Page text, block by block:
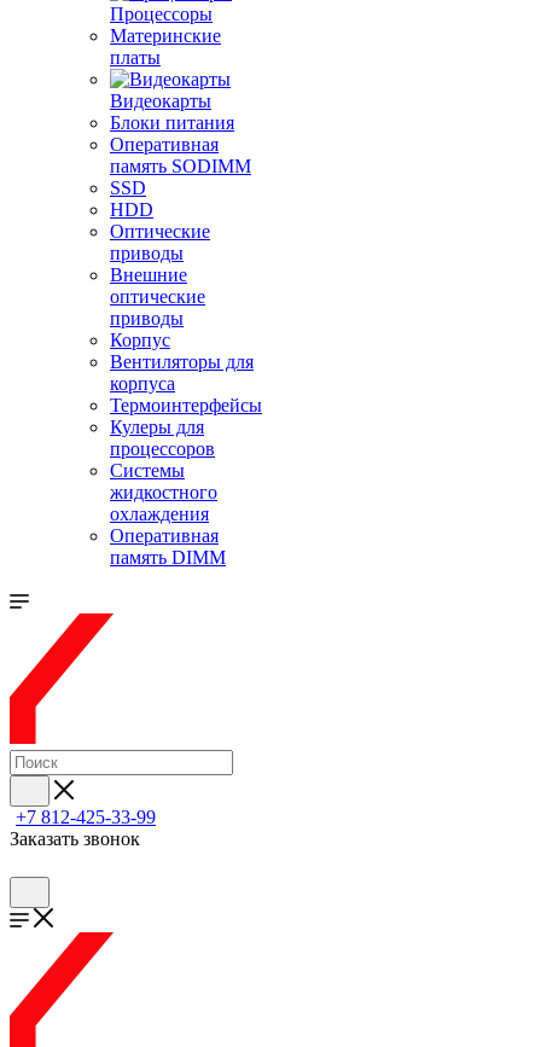
Процессоры
Материнские
платы
Видеокарты
Блоки питания
Оперативная
память SODIMM
SSD
HDD
Оптические
приводы
Внешние
оптические
приводы
Корпус
Вентиляторы для
корпуса
Термоинтерфейсы
Кулеры для
процессоров
Системы
жидкостного
охлаждения
Оперативная
память DIMM
+7 812-425-33-99
Заказать звонок